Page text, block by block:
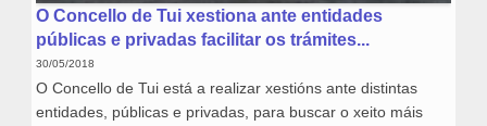
O Concello de Tui xestiona ante entidades
públicas e privadas facilitar os trámites...
30/05/2018
O Concello de Tui está a realizar xestións ante distintas
entidades, públicas e privadas, para buscar o xeito máis